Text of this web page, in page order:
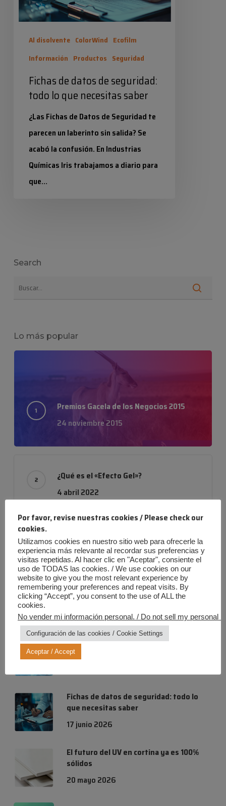
que
Al disolvente ColorWind Ecofilm
Información Productos Seguridad
Fichas de datos de seguridad:
todo lo que necesitas saber
¿Las Fichas de Datos de Seguridad te
parecen un laberinto sin salida? Se
acabó la confusión. En Industrias
Químicas Iris trabajamos a diario para
que…
Search
Lo más popular
Premios Gacela de los Negocios 2015
24 noviembre 2015
¿Qué es el «Efecto Gel»?
4 abril 2022
Empresa con evolución
24 noviembre 2019
Entradas más recientes
Verano Iris: ¡Diversión al máximo,
riesgos a cero!
Fichas de datos de seguridad: todo lo
que necesitas saber
17 junio 2026
El futuro del UV en cortina ya es 100%
sólidos
20 mayo 2026
Por favor, revise nuestras cookies / Please check our
cookies.
Utilizamos cookies en nuestro sitio web para ofrecerle la
experiencia más relevante al recordar sus preferencias y
visitas repetidas. Al hacer clic en "Aceptar", consiente el
uso de TODAS las cookies. / We use cookies on our
website to give you the most relevant experience by
remembering your preferences and repeat visits. By
clicking “Accept”, you consent to the use of ALL the
cookies.
No vender mi información personal. / Do not sell my personal
Configuración de las cookies / Cookie Settings
Aceptar / Accept